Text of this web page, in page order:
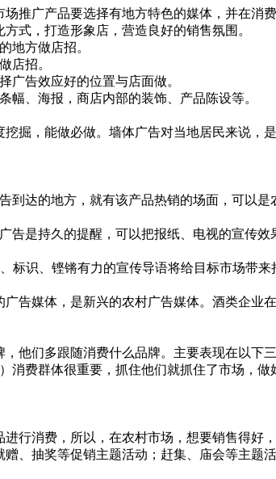
广产品要选择有地方特色的媒体，并在消费
，打造形象店，营造良好的销售氛围。
方做店招。
店招。
告效应好的位置与店面做。
、海报，商店内部的装饰、产品陈设等。
，能做必做。墙体广告对当地居民来说，
达的地方，就有该产品热销的场面，可以是
是持久的提醒，可以把报纸、电视的宣传效
识、铿锵有力的宣传导语将给目标市场带来
媒体，是新兴的农村广告媒体。酒类企业
们多跟随消费什么品牌。主要表现在以下三
群体很重要，抓住他们就抓住了市场，做
消费，所以，在农村市场，想要销售得好，
抽奖等促销主题活动；赶集、庙会等主题